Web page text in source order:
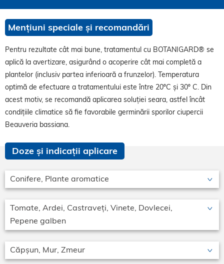
Mențiuni speciale și recomandări
Pentru rezultate cât mai bune, tratamentul cu BOTANIGARD® se
aplică la avertizare, asigurând o acoperire cât mai completă a
plantelor (inclusiv partea inferioară a frunzelor). Temperatura
optimă de efectuare a tratamentului este între 20ºC și 30º C. Din
acest motiv, se recomandă aplicarea soluției seara, astfel încât
condițiile climatice să fie favorabile germinării sporilor ciupercii
Beauveria bassiana.
Doze și indicații aplicare
Conifere, Plante aromatice
Tomate, Ardei, Castraveți, Vinete, Dovlecei,
Pepene galben
Căpșun, Mur, Zmeur